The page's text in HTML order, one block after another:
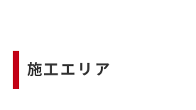
施工エリア